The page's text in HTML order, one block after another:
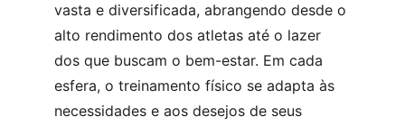
vasta e diversificada, abrangendo desde o
alto rendimento dos atletas até o lazer
dos que buscam o bem-estar. Em cada
esfera, o treinamento físico se adapta às
necessidades e aos desejos de seus